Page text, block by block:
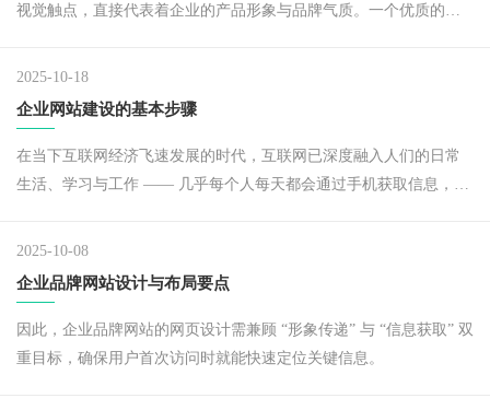
视觉触点，直接代表着企业的产品形象与品牌气质。一个优质的网
2025-10-18
企业网站建设的基本步骤
在当下互联网经济飞速发展的时代，互联网已深度融入人们的日常
生活、学习与工作 —— 几乎每个人每天都会通过手机获取信息，比
2025-10-08
企业品牌网站设计与布局要点
因此，企业品牌网站的网页设计需兼顾 “形象传递” 与 “信息获取” 双
重目标，确保用户首次访问时就能快速定位关键信息。